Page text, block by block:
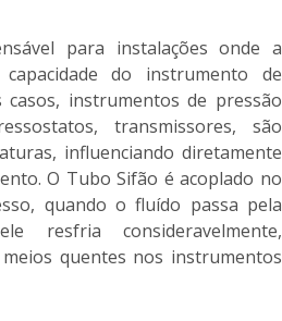
para instalações onde a
do instrumento de
instrumentos de pressão
transmissores, são
influenciando diretamente
O Tubo Sifão é acoplado no
quando o fluído passa pela
resfria consideravelmente,
quentes nos instrumentos